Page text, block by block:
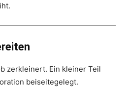
zerkleinert. Ein kleiner Teil
beiseitegelegt.